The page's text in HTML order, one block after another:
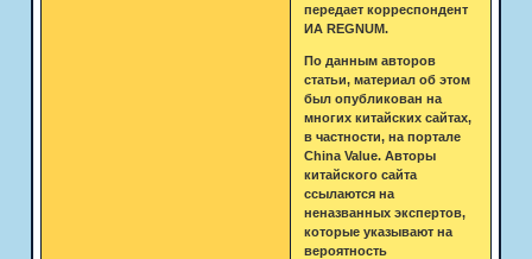
передает корреспондент
ИА REGNUM.
По данным авторов
статьи, материал об этом
был опубликован на
многих китайских сайтах,
в частности, на портале
Сhina Value. Авторы
китайского сайта
ссылаются на
неназванных экспертов,
которые указывают на
вероятность